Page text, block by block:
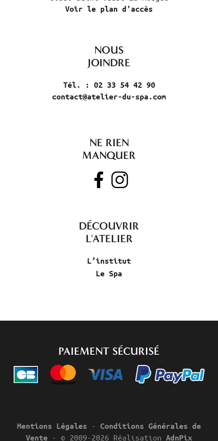
Voir le plan d'accès
NOUS
JOINDRE
Tél. : 02 33 54 42 90
contact@atelier-du-spa.com
NE RIEN
MANQUER
DÉCOUVRIR
L'ATELIER
L’institut
Le Spa
PAIEMENT SÉCURISÉ
Mentions Légales - Conditions Générales de
Vente - © 2009-2026 Réalisation AdnPix